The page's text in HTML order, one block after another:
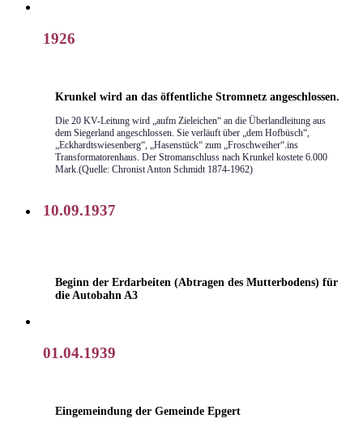
1926
Krunkel wird an das öffentliche Stromnetz angeschlossen.
Die 20 KV-Leitung wird „aufm Zieleichen“ an die Überlandleitung aus
dem Siegerland angeschlossen. Sie verläuft über „dem Hofbüsch“,
„Eckhardtswiesenberg“, „Hasenstück“ zum „Froschweiher“.ins
Transformatorenhaus. Der Stromanschluss nach Krunkel kostete 6.000
Mark.(Quelle: Chronist Anton Schmidt 1874-1962)
10.09.1937
Beginn der Erdarbeiten (Abtragen des Mutterbodens) für
die Autobahn A3
01.04.1939
Eingemeindung der Gemeinde Epgert